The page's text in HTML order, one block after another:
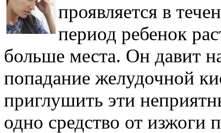
проявляется в
период ребенок
больше места. Он давит
попадание желудочной
приглушить эти
одно средство от изжоги